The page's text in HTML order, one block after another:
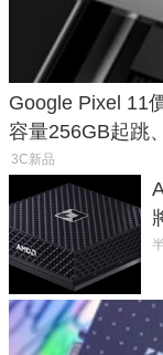
Google Pixel 11
容量256GB起跳
3C新品